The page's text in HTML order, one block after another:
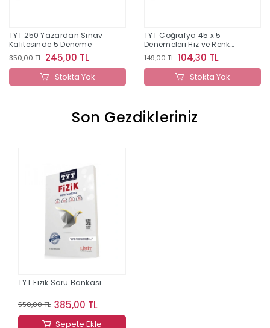
TYT 250 Yazardan Sınav
Kalitesinde 5 Deneme
350,00 TL 245,00 TL
Stokta Yok
TYT Coğrafya 45 x 5
Denemeleri Hız ve Renk
Yayınları
149,00 TL 104,30 TL
Stokta Yok
Son Gezdikleriniz
TYT Fizik Soru Bankası
550,00 TL 385,00 TL
Sepete Ekle